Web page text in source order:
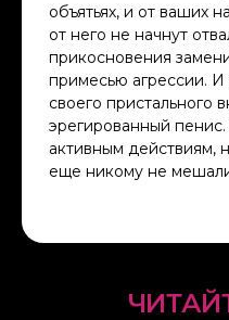
объятьях, и от ваших
от него не начнут
прикосновения
примесью агрессии. И
своего пристального
эрегированный
активным действиям,
еще никому не